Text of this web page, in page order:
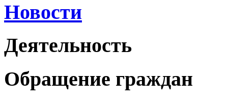
Новости
Деятельность
Обращение граждан